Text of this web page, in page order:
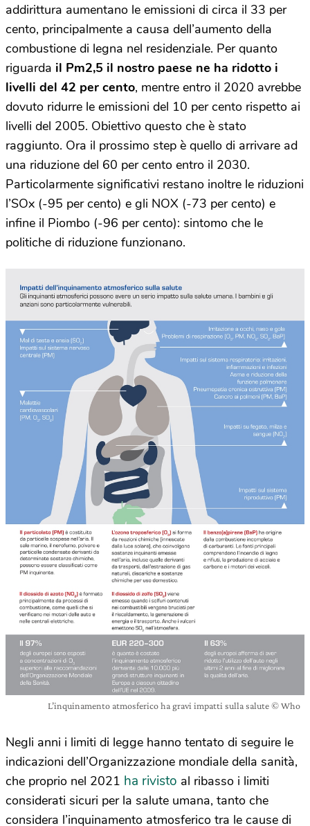
addirittura aumentano le emissioni di circa il 33 per
cento, principalmente a causa dell’aumento della
combustione di legna nel residenziale. Per quanto
riguarda il Pm2,5 il nostro paese ne ha ridotto i
livelli del 42 per cento, mentre entro il 2020 avrebbe
dovuto ridurre le emissioni del 10 per cento rispetto ai
livelli del 2005. Obiettivo questo che è stato
raggiunto. Ora il prossimo step è quello di arrivare ad
una riduzione del 60 per cento entro il 2030.
Particolarmente significativi restano inoltre le riduzioni
l’SOx (-95 per cento) e gli NOX (-73 per cento) e
infine il Piombo (-96 per cento): sintomo che le
politiche di riduzione funzionano.
L’inquinamento atmosferico ha gravi impatti sulla salute © Who
Negli anni i limiti di legge hanno tentato di seguire le
indicazioni dell’Organizzazione mondiale della sanità,
che proprio nel 2021 ha rivisto al ribasso i limiti
considerati sicuri per la salute umana, tanto che
considera l’inquinamento atmosferico tra le cause di